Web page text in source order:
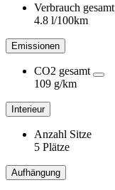
Verbrauch gesamt
4.8 l/100km
Emissionen
CO2 gesamt
109 g/km
Interieur
Anzahl Sitze
5 Plätze
Aufhängung